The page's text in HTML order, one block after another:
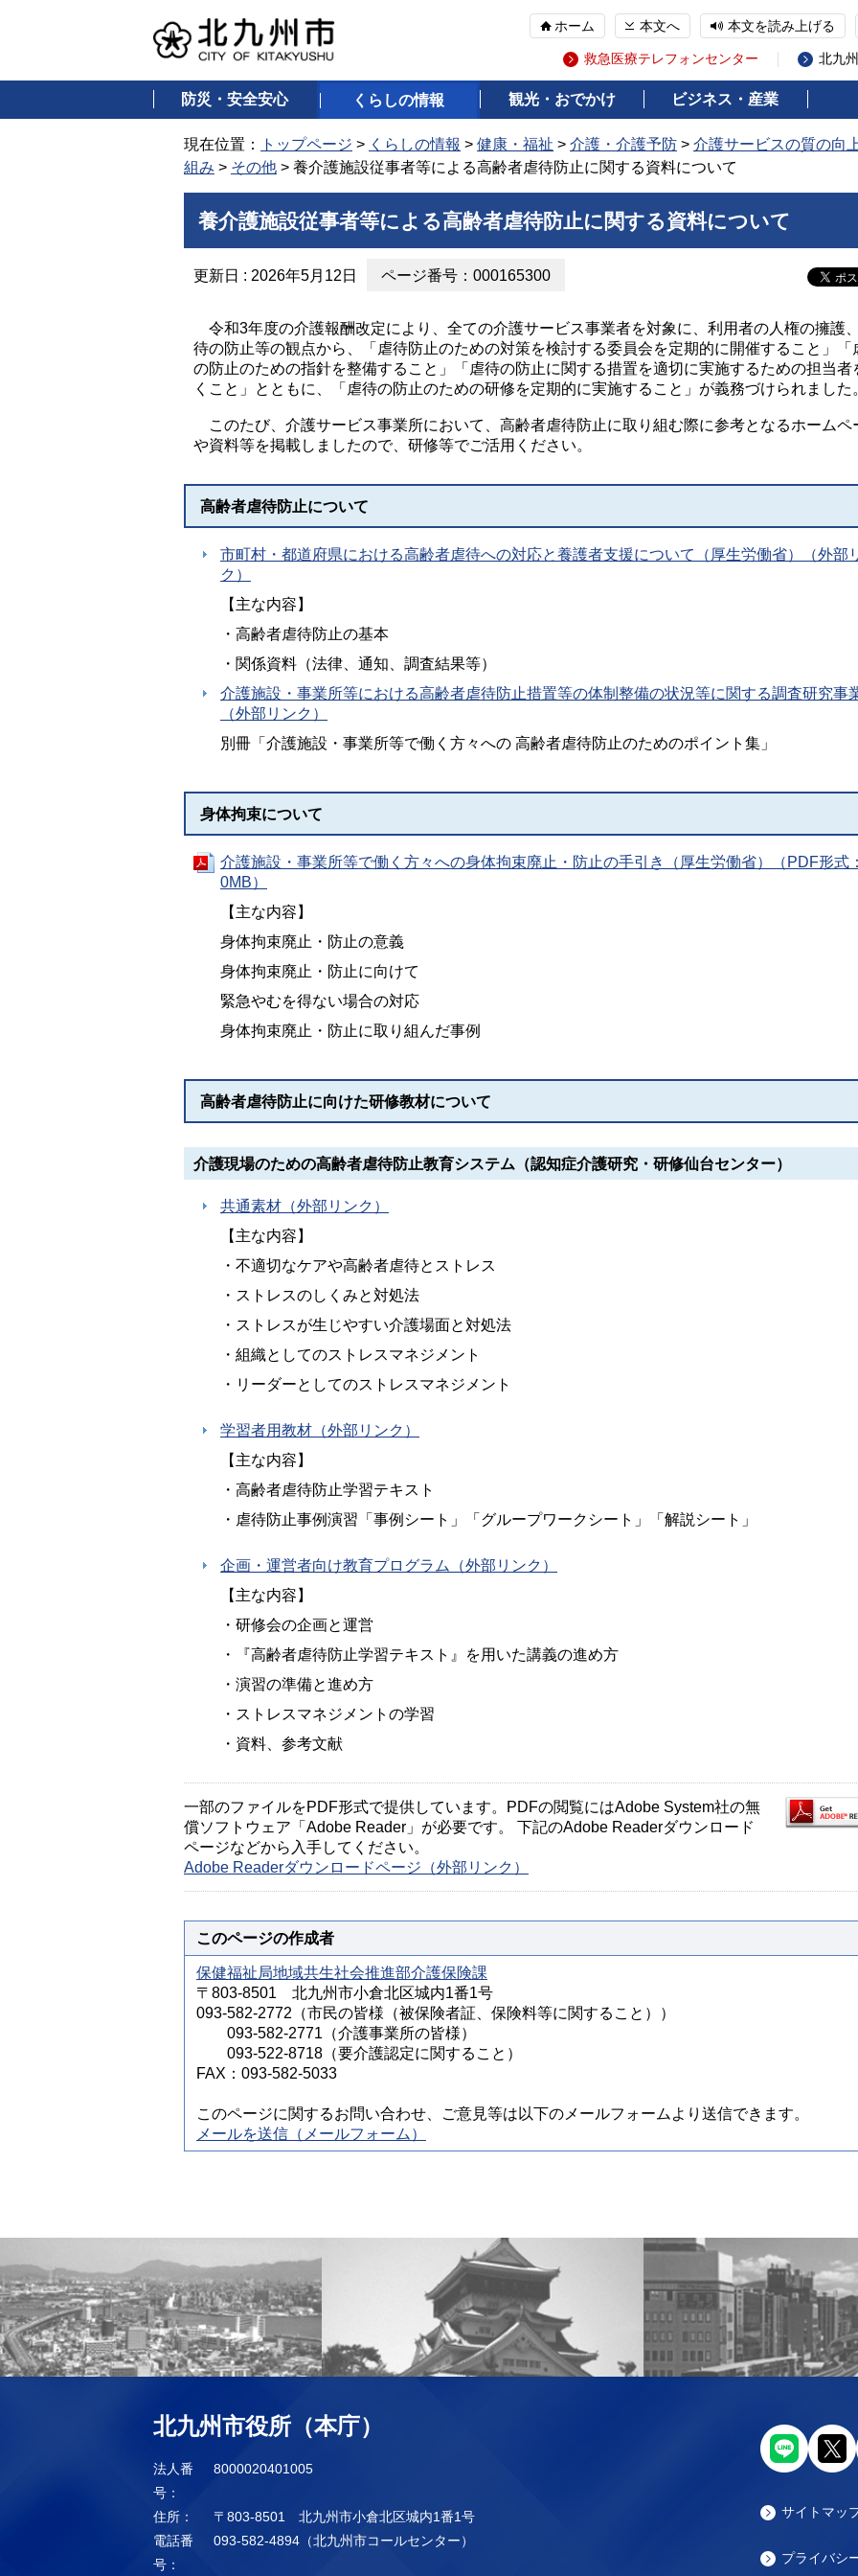
ホーム 本文へ 本文を読み上げる
救急医療テレフォンセンター 北九
防災・安全安心 くらしの情報 観光・おでかけ ビジネス・産業
現在位置： トップページ > くらしの情報 > 健康・福祉 > 介護・介護予防 > 介護サービスの質の向
組み > その他 > 養介護施設従事者等による高齢者虐待防止に関する資料について
養介護施設従事者等による高齢者虐待防止に関する資料について
更新日 : 2026年5月12日 ページ番号：000165300
令和3年度の介護報酬改定により、全ての介護サービス事業者を対象に、利用者の人権の擁護
待の防止等の観点から、「虐待防止のための対策を検討する委員会を定期的に開催すること」「
の防止のための指針を整備すること」「虐待の防止に関する措置を適切に実施するための担当者
くこと」とともに、「虐待の防止のための研修を定期的に実施すること」が義務づけられました
このたび、介護サービス事業所において、高齢者虐待防止に取り組む際に参考となるホームペ
や資料等を掲載しましたので、研修等でご活用ください。
高齢者虐待防止について
市町村・都道府県における高齢者虐待への対応と養護者支援について（厚生労働省）（外部
ク）
【主な内容】
・高齢者虐待防止の基本
・関係資料（法律、通知、調査結果等）
介護施設・事業所等における高齢者虐待防止措置等の体制整備の状況等に関する調査研究事
（外部リンク）
別冊「介護施設・事業所等で働く方々への 高齢者虐待防止のためのポイント集」
身体拘束について
介護施設・事業所等で働く方々への身体拘束廃止・防止の手引き（厚生労働省）（PDF形式
0MB）
【主な内容】
身体拘束廃止・防止の意義
身体拘束廃止・防止に向けて
緊急やむを得ない場合の対応
身体拘束廃止・防止に取り組んだ事例
高齢者虐待防止に向けた研修教材について
介護現場のための高齢者虐待防止教育システム（認知症介護研究・研修仙台センター）
共通素材（外部リンク）
【主な内容】
・不適切なケアや高齢者虐待とストレス
・ストレスのしくみと対処法
・ストレスが生じやすい介護場面と対処法
・組織としてのストレスマネジメント
・リーダーとしてのストレスマネジメント
学習者用教材（外部リンク）
【主な内容】
・高齢者虐待防止学習テキスト
・虐待防止事例演習「事例シート」「グループワークシート」「解説シート」
企画・運営者向け教育プログラム（外部リンク）
【主な内容】
・研修会の企画と運営
・『高齢者虐待防止学習テキスト』を用いた講義の進め方
・演習の準備と進め方
・ストレスマネジメントの学習
・資料、参考文献
一部のファイルをPDF形式で提供しています。PDFの閲覧にはAdobe System社の無
償ソフトウェア「Adobe Reader」が必要です。 下記のAdobe Readerダウンロード
ページなどから入手してください。
Adobe Readerダウンロードページ（外部リンク）
このページの作成者
保健福祉局地域共生社会推進部介護保険課
〒803-8501 北九州市小倉北区城内1番1号
093-582-2772（市民の皆様（被保険者証、保険料等に関すること））
093-582-2771（介護事業所の皆様）
093-522-8718（要介護認定に関すること）
FAX：093-582-5033
このページに関するお問い合わせ、ご意見等は以下のメールフォームより送信できます。
メールを送信（メールフォーム）
北九州市役所（本庁）
法人番
号：
8000020401005
住所：
〒803-8501 北九州市小倉北区城内1番1号
電話番
号：
093-582-4894（北九州市コールセンター）
サイトマッ
プライバシ